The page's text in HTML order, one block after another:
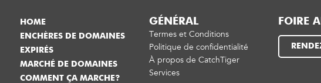
HOME
ENCHÈRES DE DOMAINES
EXPIRÉS
MARCHÉ DE DOMAINES
COMMENT ÇA MARCHE?
GÉNÉRAL
Termes et Conditions
Politique de confidentialité
À propos de CatchTiger
Services
FOIRE